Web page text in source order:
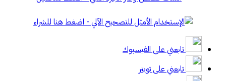
تابعني على الفيسبوك
تابعني على تويتر